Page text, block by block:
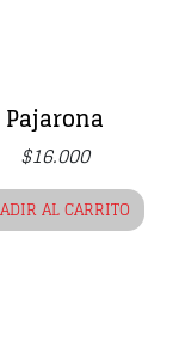
Pajarona
$16.000
AL CARRITO